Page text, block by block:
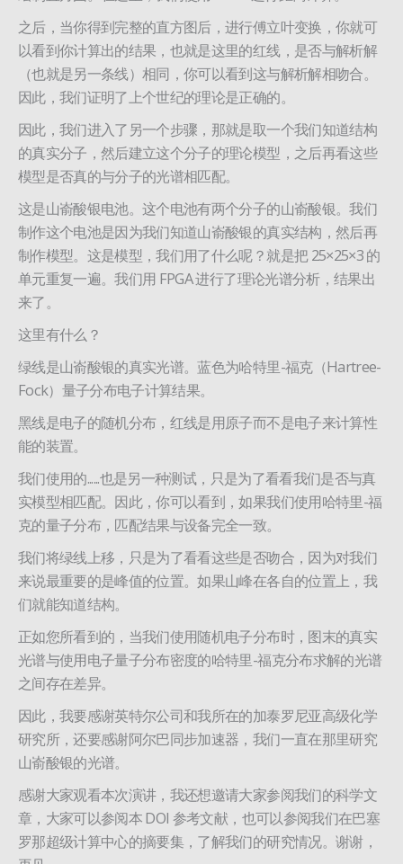
之后，当你得到完整的直方图后，进行傅立叶变换，你就可
以看到你计算出的结果，也就是这里的红线，是否与解析解
（也就是另一条线）相同，你可以看到这与解析解相吻合。
因此，我们证明了上个世纪的理论是正确的。
因此，我们进入了另一个步骤，那就是取一个我们知道结构
的真实分子，然后建立这个分子的理论模型，之后再看这些
模型是否真的与分子的光谱相匹配。
这是山嵛酸银电池。这个电池有两个分子的山嵛酸银。我们
制作这个电池是因为我们知道山嵛酸银的真实结构，然后再
制作模型。这是模型，我们用了什么呢？就是把 25×25×3 的
单元重复一遍。我们用 FPGA 进行了理论光谱分析，结果出
来了。
这里有什么？
绿线是山嵛酸银的真实光谱。蓝色为哈特里-福克（Hartree-
Fock）量子分布电子计算结果。
黑线是电子的随机分布，红线是用原子而不是电子来计算性
能的装置。
我们使用的......也是另一种测试，只是为了看看我们是否与真
实模型相匹配。因此，你可以看到，如果我们使用哈特里-福
克的量子分布，匹配结果与设备完全一致。
我们将绿线上移，只是为了看看这些是否吻合，因为对我们
来说最重要的是峰值的位置。如果山峰在各自的位置上，我
们就能知道结构。
正如您所看到的，当我们使用随机电子分布时，图末的真实
光谱与使用电子量子分布密度的哈特里-福克分布求解的光谱
之间存在差异。
因此，我要感谢英特尔公司和我所在的加泰罗尼亚高级化学
研究所，还要感谢阿尔巴同步加速器，我们一直在那里研究
山嵛酸银的光谱。
感谢大家观看本次演讲，我还想邀请大家参阅我们的科学文
章，大家可以参阅本 DOI 参考文献，也可以参阅我们在巴塞
罗那超级计算中心的摘要集，了解我们的研究情况。谢谢，